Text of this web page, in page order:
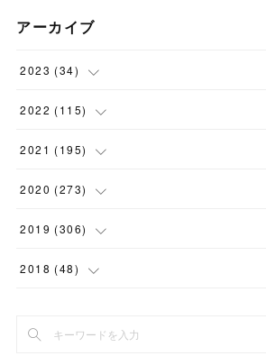
アーカイブ
2023 (34)
( 1 )
(2)
(3)
( 6 )
(7)
2022 (115)
(8)
(7)
(8)
( 7 )
(9)
2021 (195)
(14)
(9)
(11
(16)
2020 (273)
(29)
(21
( 22)
2019 (306)
(22
24)
2018 (48)